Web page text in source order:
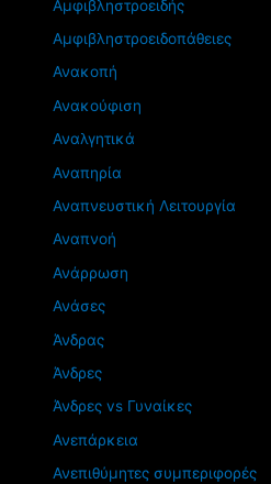
Αμφιβληστροειδής
Αμφιβληστροειδοπάθειες
Ανακοπή
Ανακούφιση
Αναλγητικά
Αναπηρία
Αναπνευστική Λειτουργία
Αναπνοή
Ανάρρωση
Ανάσες
Άνδρας
Άνδρες
Άνδρες vs Γυναίκες
Ανεπάρκεια
Ανεπιθύμητες συμπεριφορές